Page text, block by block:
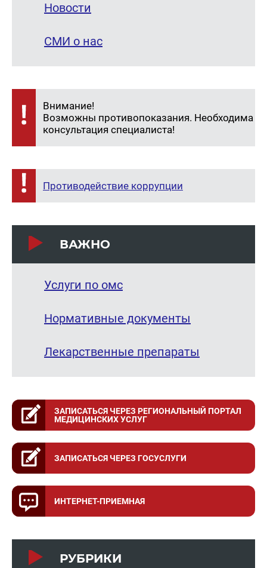
Новости
СМИ о нас
Внимание!
Возможны противопоказания. Необходима
консультация специалиста!
Противодействие коррупции
ВАЖНО
Услуги по омс
Нормативные документы
Лекарственные препараты
ЗАПИСАТЬСЯ ЧЕРЕЗ РЕГИОНАЛЬНЫЙ ПОРТАЛ
МЕДИЦИНСКИХ УСЛУГ
ЗАПИСАТЬСЯ ЧЕРЕЗ ГОСУСЛУГИ
ИНТЕРНЕТ-ПРИЕМНАЯ
РУБРИКИ